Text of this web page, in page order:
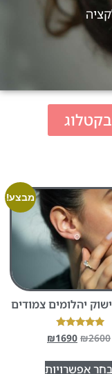
מבצע!
יהלומים צמודים
דורג
5.00
₪2600
₪1690
בחר אפשרויות